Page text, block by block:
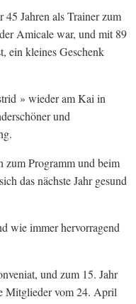
Jahren als Trainer zum
Amicale war, und mit 89
ein kleines Geschenk
» wieder am Kai in
und
zum Programm und beim
das nächste Jahr gesund
wie immer hervorragend
und zum 15. Jahr
Mitglieder vom 24. April